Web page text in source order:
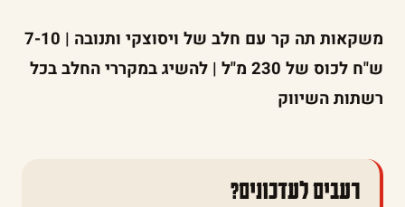
משקאות תה קר עם חלב של ויסוצקי ותנובה | 7-10
ש"ח לכוס של 230 מ"ל | להשיג במקררי החלב בכל
רשתות השיווק
רעבים לעדכונים?